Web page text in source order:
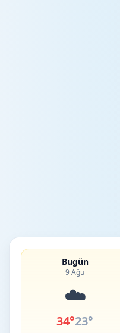
Bugün
9 Ağu
☁️
34°23°